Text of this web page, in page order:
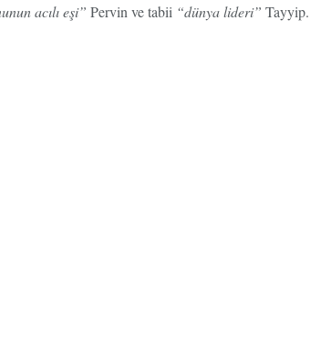
acılı eşi” Pervin ve tabii “dünya lideri” Tayyip.